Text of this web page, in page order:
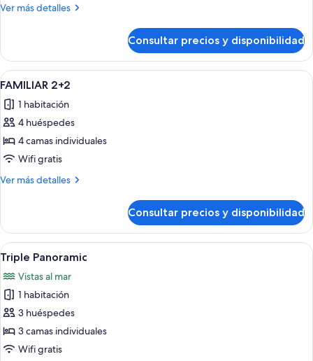
Ver más detalles
Más
PISCINA
2+2
Consultar precios y disponibilidad
Abrir
todas
las
fotos
de
FAMILIAR
2+2
Una habitación de hotel moderna
10
FAMILIAR 2+2
1 habitación
4 huéspedes
4 camas individuales
Wifi gratis
Ver más detalles
Más
2+2
Consultar precios y disponibilidad
Abrir
todas
las
fotos
de
Triple
Panoramic
Un balcón con dos sillas blancas y
7
Triple Panoramic
Vistas al mar
1 habitación
3 huéspedes
3 camas individuales
Wifi gratis